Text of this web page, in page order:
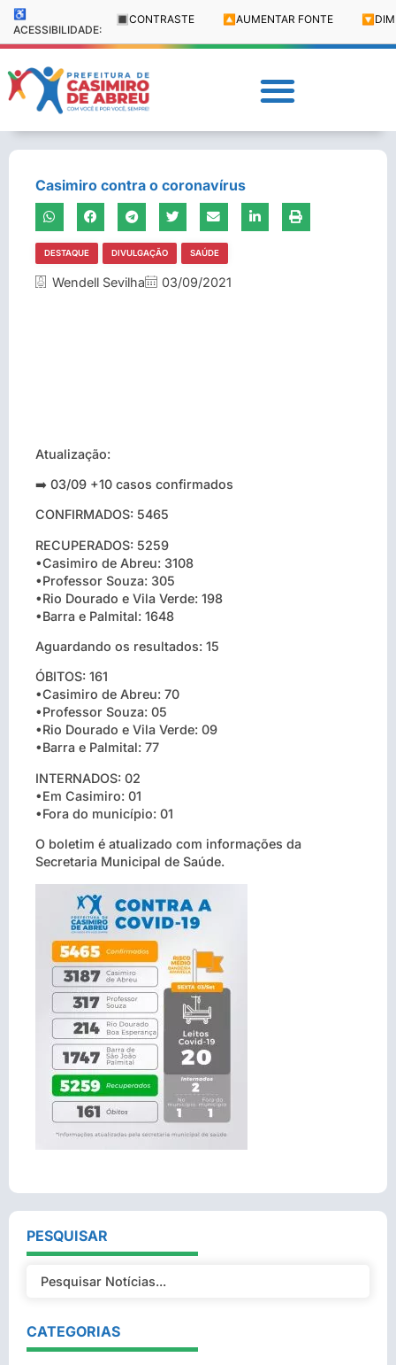
♿
ACESSIBILIDADE:
🔳 CONTRASTE 🔼 AUMENTAR FONTE 🔽
Casimiro contra o coronavírus
DESTAQUE DIVULGAÇÃO SAÚDE
Wendell Sevilha 03/09/2021
Atualização:
➡️ 03/09 +10 casos confirmados
CONFIRMADOS: 5465
RECUPERADOS: 5259
•Casimiro de Abreu: 3108
•Professor Souza: 305
•Rio Dourado e Vila Verde: 198
•Barra e Palmital: 1648
Aguardando os resultados: 15
ÓBITOS: 161
•Casimiro de Abreu: 70
•Professor Souza: 05
•Rio Dourado e Vila Verde: 09
•Barra e Palmital: 77
INTERNADOS: 02
•Em Casimiro: 01
•Fora do município: 01
O boletim é atualizado com informações da
Secretaria Municipal de Saúde.
PESQUISAR
CATEGORIAS